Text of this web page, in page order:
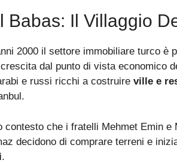
Babas: Il Villaggio
2000 il settore immobiliare turco è
dal punto di vista economico
e russi ricchi a costruire ville e
contesto che i fratelli Mehmet Emin e
decidono di comprare terreni e
.